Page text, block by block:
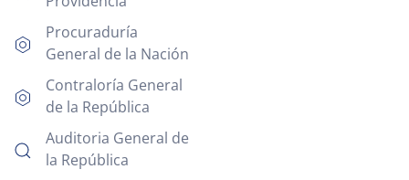
Procuraduría
General de la Nación
Contraloría General
de la República
Auditoria General de
la República